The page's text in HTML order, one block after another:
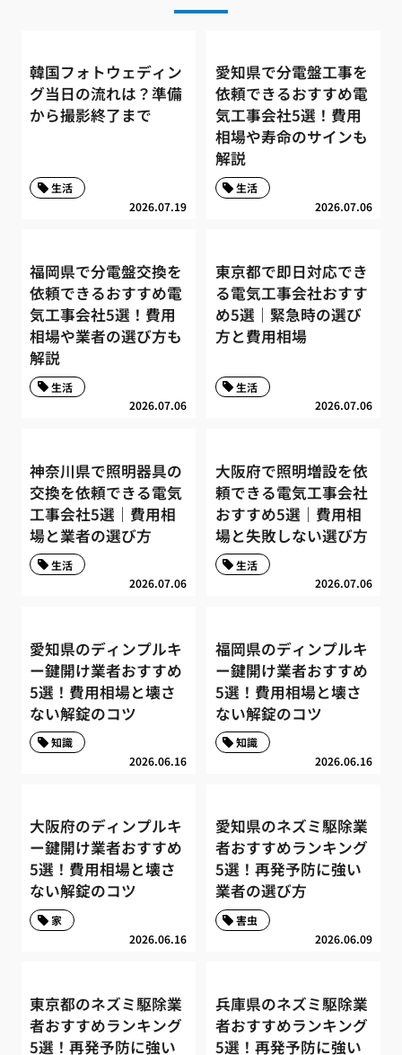
韓国フォトウェディン
グ当日の流れは？準備
から撮影終了まで
2026.07.19
生活
愛知県で分電盤工事を
依頼できるおすすめ電
気工事会社5選！費用
相場や寿命のサインも
解説
2026.07.06
生活
福岡県で分電盤交換を
依頼できるおすすめ電
気工事会社5選！費用
相場や業者の選び方も
解説
2026.07.06
生活
東京都で即日対応でき
る電気工事会社おすす
め5選｜緊急時の選び
方と費用相場
2026.07.06
生活
神奈川県で照明器具の
交換を依頼できる電気
工事会社5選｜費用相
場と業者の選び方
2026.07.06
生活
大阪府で照明増設を依
頼できる電気工事会社
おすすめ5選｜費用相
場と失敗しない選び方
2026.07.06
生活
愛知県のディンプルキ
ー鍵開け業者おすすめ
5選！費用相場と壊さ
ない解錠のコツ
2026.06.16
知識
福岡県のディンプルキ
ー鍵開け業者おすすめ
5選！費用相場と壊さ
ない解錠のコツ
2026.06.16
知識
大阪府のディンプルキ
ー鍵開け業者おすすめ
5選！費用相場と壊さ
ない解錠のコツ
2026.06.16
家
愛知県のネズミ駆除業
者おすすめランキング
5選！再発予防に強い
業者の選び方
2026.06.09
害虫
東京都のネズミ駆除業
者おすすめランキング
5選！再発予防に強い
兵庫県のネズミ駆除業
者おすすめランキング
5選！再発予防に強い